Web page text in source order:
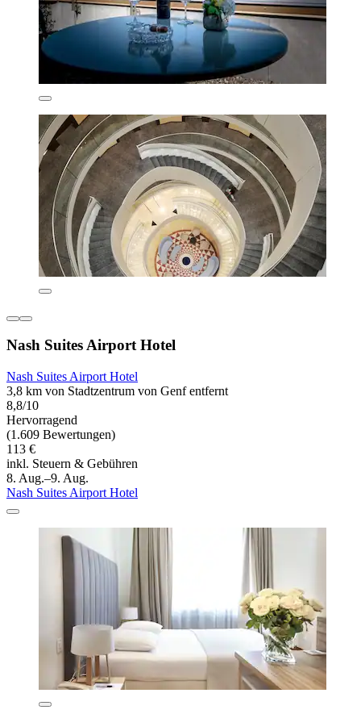
Nash Suites Airport Hotel
Nash Suites Airport Hotel
3,8 km von Stadtzentrum von Genf entfernt
8,8/10
Hervorragend
(1.609 Bewertungen)
113 €
inkl. Steuern & Gebühren
8. Aug.–9. Aug.
Nash Suites Airport Hotel